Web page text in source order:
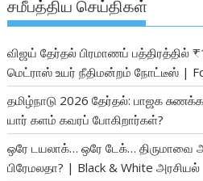
சமீபத்திய செய்திகள்
விஜய் தேர்தல் பிரமாணப் பத்திரத்தில்
மெட்ராஸ் உயர் நீதிமன்றம் நோட்டீஸ் |
தமிழ்நாடு 2026 தேர்தல்: பாஜக
யார் களம் கவரப் போகிறார்கள்?
ஒரே டயலாக்… ஒரே டேக்… திருமாவை
பிரேமலதா? | Black & White அரசியல்